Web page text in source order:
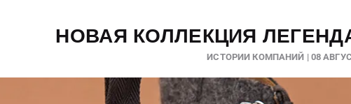
НОВАЯ КОЛЛЕКЦИЯ
ИСТОРИИ КОМПАНИЙ | 08